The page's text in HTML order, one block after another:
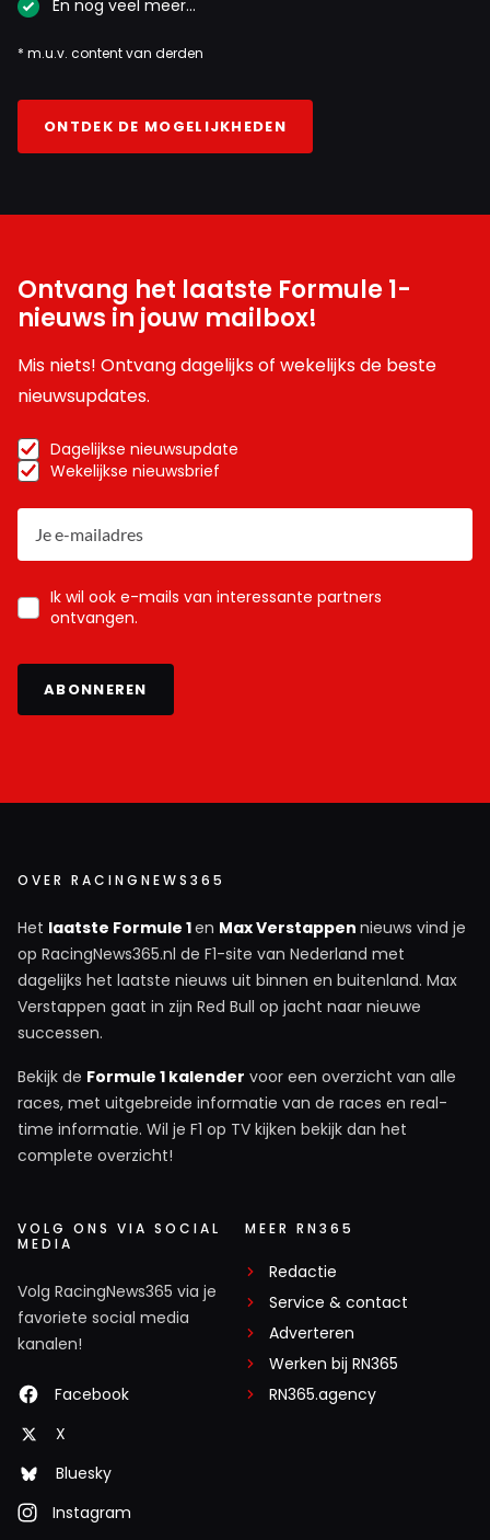
En nog veel meer…
* m.u.v. content van derden
ONTDEK DE MOGELIJKHEDEN
Ontvang het laatste Formule 1-
nieuws in jouw mailbox!
Mis niets! Ontvang dagelijks of wekelijks de beste
nieuwsupdates.
Dagelijkse nieuwsupdate
Wekelijkse nieuwsbrief
Ik wil ook e-mails van interessante partners
ontvangen.
ABONNEREN
OVER RACINGNEWS365
Het laatste Formule 1en Max Verstappen nieuws vind je
op RacingNews365.nl de F1-site van Nederland met
dagelijks het laatste nieuws uit binnen en buitenland. Max
Verstappen gaat in zijn Red Bull op jacht naar nieuwe
successen.
Bekijk de Formule 1 kalender voor een overzicht van alle
races, met uitgebreide informatie van de races en real-
time informatie. Wil je F1 op TV kijken bekijk dan het
complete overzicht!
VOLG ONS VIA SOCIAL
MEDIA
Volg RacingNews365 via je
favoriete social media
kanalen!
Facebook
X
Bluesky
Instagram
MEER RN365
Redactie
Service & contact
Adverteren
Werken bij RN365
RN365.agency